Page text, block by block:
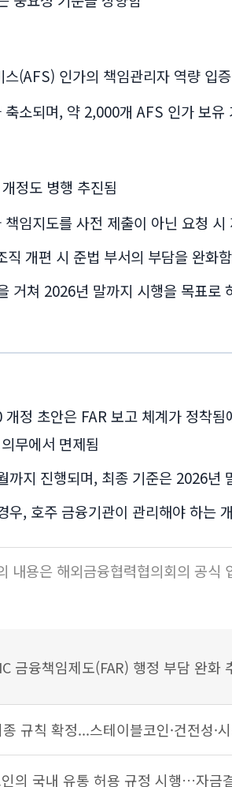
(AFS) 인가의 책임관리자 역량 입
소되며, 약 2,000개 AFS 인가 보유
정도 병행 추진됨
지도를 사전 제출이 아닌 요청 시
개편 시 준법 부서의 부담을 완화함
거쳐 2026년 말까지 시행을 목표로
정 초안은 FAR 보고 체계가 정착
무에서 면제됨
지 진행되며, 최종 기준은 2026년
, 호주 금융기관이 관리해야 하는
내용은 해외금융협력협의회의 공식
금융책임제도(FAR) 행정 부담 완
규칙 확정...스테이블코인·건전성·
의 국내 유통 허용 규정 시행…자금